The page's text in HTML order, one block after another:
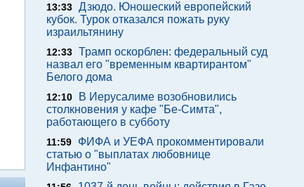
13:33 Дзюдо. Юношеский европейский
кубок. Турок отказался пожать руку
израильтянину
12:33 Трамп оскорблен: федеральный суд
назвал его "временным квартирантом"
Белого дома
12:10
В Иерусалиме возобновились
столкновения у кафе "Бе-Симта",
работающего в субботу
11:59
ФИФА и УЕФА прокомментировали
статью о "выплатах любовнице
Инфантино"